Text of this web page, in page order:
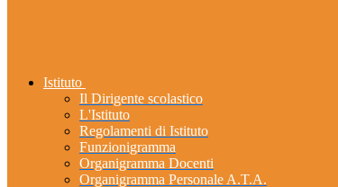
Istituto
Il Dirigente scolastico
L'Istituto
Regolamenti di Istituto
Funzionigramma
Organigramma Docenti
Organigramma Personale A.T.A.